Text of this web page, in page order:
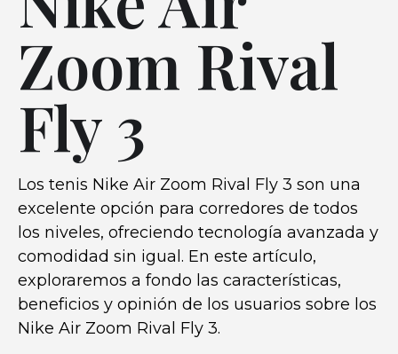
Zoom Rival
Fly 3
Los tenis Nike Air Zoom Rival Fly 3 son una
excelente opción para corredores de todos
los niveles, ofreciendo tecnología avanzada y
comodidad sin igual. En este artículo,
exploraremos a fondo las características,
beneficios y opinión de los usuarios sobre los
Nike Air Zoom Rival Fly 3.